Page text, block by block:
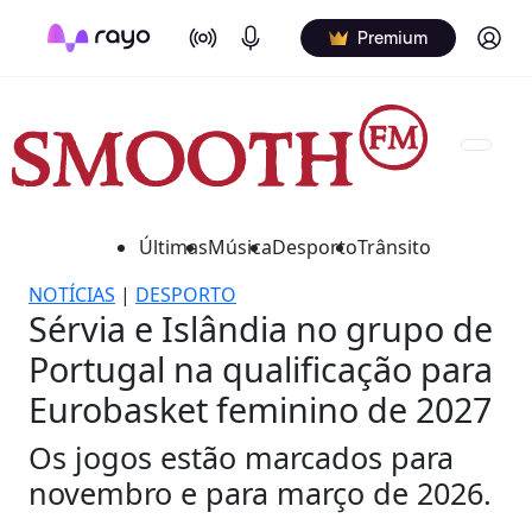
On Air Podcasts Premium Log in
ÚltimasMúsicaDesportoTrânsito
NOTÍCIAS | DESPORTO
Sérvia e Islândia no grupo de
Portugal na qualificação para
Eurobasket feminino de 2027
Os jogos estão marcados para
novembro e para março de 2026.